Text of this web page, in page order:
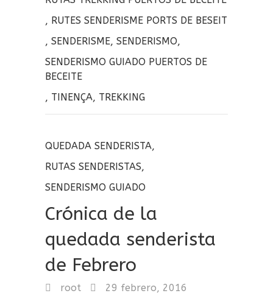
i
r
, RUTES SENDERISME PORTS DE BESEIT
, SENDERISME, SENDERISMO,
SENDERISMO GUIADO PUERTOS DE
BECEITE
, TINENÇA, TREKKING
QUEDADA SENDERISTA,
RUTAS SENDERISTAS,
SENDERISMO GUIADO
Crónica de la
quedada senderista
de Febrero
root
29 febrero, 2016